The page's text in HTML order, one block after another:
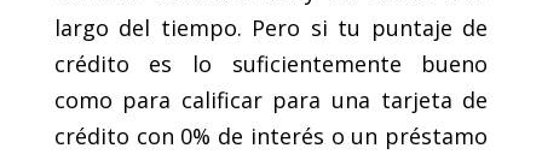
largo del tiempo. Pero si tu puntaje de
crédito es lo suficientemente bueno
como para calificar para una tarjeta de
crédito con 0% de interés o un préstamo